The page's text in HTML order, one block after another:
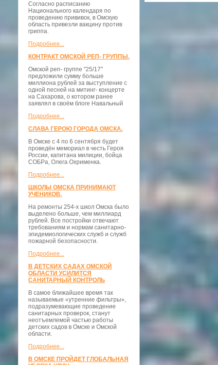
Согласно расписанию
Национального календаря по
проведению прививок, в Омскую
область привезли вакцину против
гриппа.
Подробнее...
КОНТРАКТ ОМСКОЙ РЕП- ГРУППЫ.
Омской реп- группе "25/17"
предложили сумму больше
миллиона рублей за выступление с
одной песней на митинг- концерте
на Сахарова, о котором ранее
заявлял в своём блоге Навальный
Подробнее...
СЛАВА ГЕРОЮ ГОРОДА ОМСКА.
В Омске с 4 по 6 сентября будет
проведён мемориал в честь Героя
России, капитана милиции, бойца
СОБРа, Олега Охрименка.
Подробнее...
ШКОЛЫ ОМСКА ПРИНИМАЮТ
УЧЕНИКОВ.
На ремонты 254-х школ Омска было
выделено больше, чем миллиард
рублей. Все постройки отвечают
требованиям и нормам санитарно-
эпидемиологических служб и служб
пожарной безопасности.
Подробнее...
В ДЕТСКИХ САДАХ ОМСКОЙ
ОБЛАСТИ УСИЛИТСЯ
САНИТАРНЫЙ КОНТРОЛЬ
В самое ближайшее время так
называемые «утренние фильтры»,
подразумевающие проведение
санитарных проверок, станут
неотъемлемой частью работы
детских садов в Омске и Омской
области.
Подробнее...
В ОМСКЕ ПРОЙДЕТ ГЛОБАЛЬНАЯ